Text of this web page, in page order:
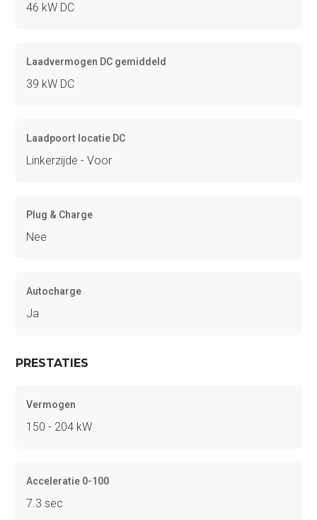
46 kW DC
Laadvermogen DC gemiddeld
39 kW DC
Laadpoort locatie DC
Linkerzijde - Voor
Plug & Charge
Nee
Autocharge
Ja
PRESTATIES
Vermogen
150 - 204 kW
Acceleratie 0-100
7.3 sec